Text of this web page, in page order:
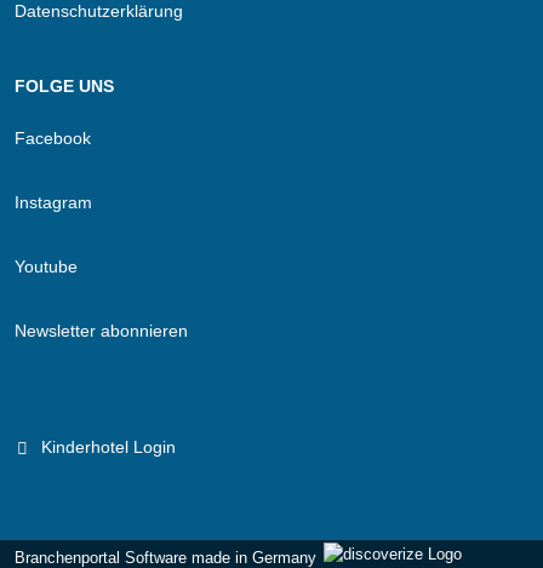
Datenschutzerklärung
FOLGE UNS
Facebook
Instagram
Youtube
Newsletter abonnieren
Kinderhotel Login
Branchenportal Software made in Germany